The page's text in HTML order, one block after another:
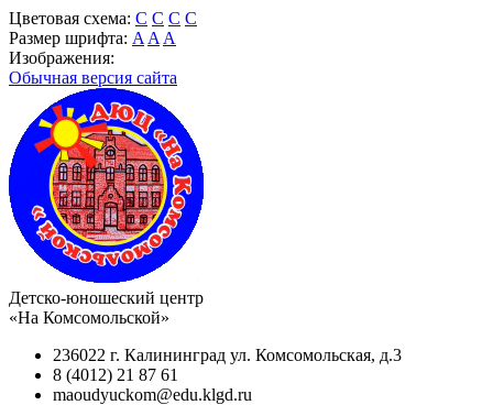
Цветовая схема: C C C C
Размер шрифта: A A A
Изображения:
Обычная версия сайта
Детско-юношеский центр
«На Комсомольской»
236022 г. Калининград ул. Комсомольская, д.3
8 (4012) 21 87 61
maoudyuckom@edu.klgd.ru